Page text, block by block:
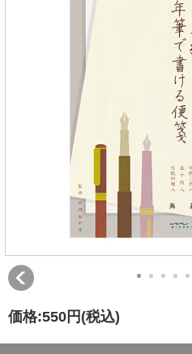
価格:550円 (税込)